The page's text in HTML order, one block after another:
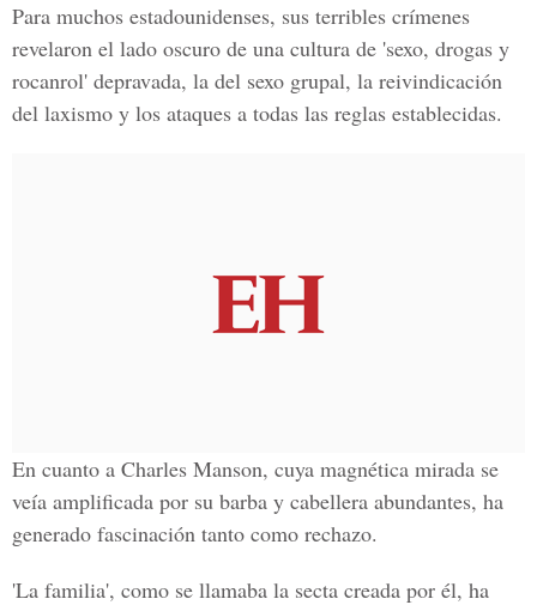
Para muchos estadounidenses, sus terribles crímenes
revelaron el lado oscuro de una cultura de 'sexo, drogas y
rocanrol' depravada, la del sexo grupal, la reivindicación
del laxismo y los ataques a todas las reglas establecidas.
En cuanto a Charles Manson, cuya magnética mirada se
veía amplificada por su barba y cabellera abundantes, ha
generado fascinación tanto como rechazo.
'La familia', como se llamaba la secta creada por él, ha